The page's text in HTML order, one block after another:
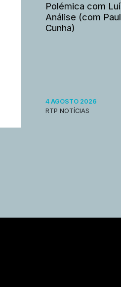
Polémica com
Análise (com
Cunha)
4 AGOSTO 2026
RTP NOTÍCIAS